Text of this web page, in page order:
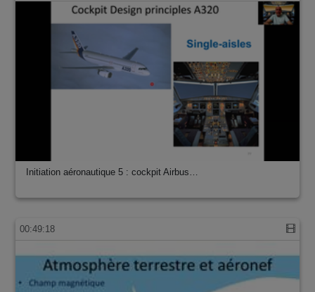
Initiation aéronautique 5 : cockpit Airbus…
00:49:18